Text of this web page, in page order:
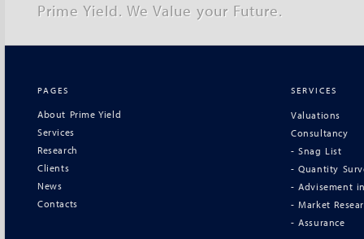
Prime Yield. We Value your Future.
PAGES
About Prime Yield
Services
Research
Clients
News
Contacts
SERVICES
Valuations
Consultancy
- Snag List
- Quantity
- Advisement
- Market
- Assurance